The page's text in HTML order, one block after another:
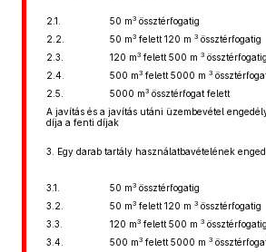
2.1. 50 m3össztérfogatig
2.2.
50 m3felett 120 m 3össztérfogatig
2.3.
120 m3felett 500 m 3össztérfogatig
2.4.
500 m3felett 5000 m 3
2.5.
5000 m3össztérfogat felett
A javítás és a javítás utáni üzembevétel
díja a fenti díjak
3. Egy darab tartály használatbavételének
3.1. 50 m3össztérfogatig
3.2.
50 m3felett 120 m 3össztérfogatig
3.3.
120 m3felett 500 m 3össztérfogatig
3.4.
500 m3felett 5000 m 3